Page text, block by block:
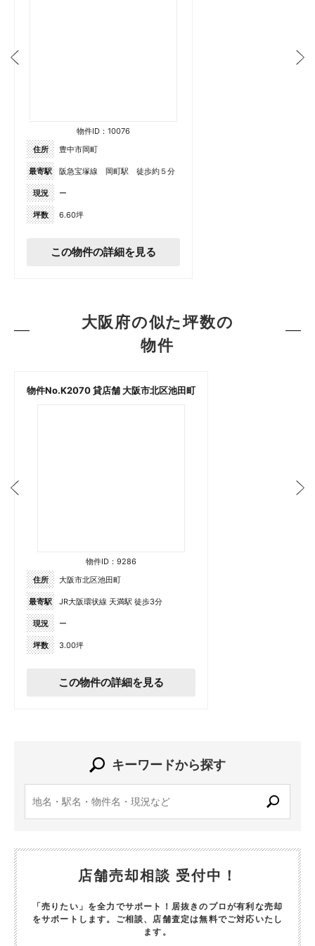
物件ID：10076
住所
豊中市岡町
最寄駅 阪急宝塚線 岡町駅 徒歩約５分
現況 ー
坪数 6.60坪
この物件の詳細を見る
大阪府の似た坪数の
物件
物件No.K2070 貸店舗 大阪市北区池田町
物件ID：9286
住所
大阪市北区池田町
最寄駅 JR大阪環状線 天満駅 徒歩3分
現況 ー
坪数 3.00坪
この物件の詳細を見る
キーワードから探す
店舗売却相談 受付中！
「売りたい」を全力でサポート！居抜きのプロが有利な売却
をサポートします。 ご相談、店舗査定は無料でご対応いたし
ます。